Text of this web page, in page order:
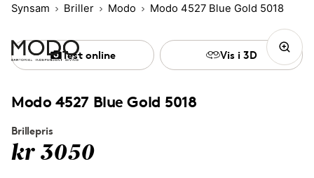
Synsam Briller Modo Modo 4527 Blue Gold 5018
Modo 4527 Blue Gold 5018
Brillepris
kr 3050
Test online Vis i 3D